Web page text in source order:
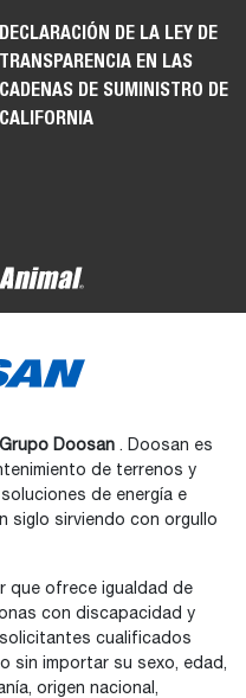
DECLARACIÓN DE LA LEY DE
TRANSPARENCIA EN LAS
CADENAS DE SUMINISTRO DE
CALIFORNIA
Doosan . Doosan es
de terrenos y
de energía e
siglo sirviendo con orgullo
que ofrece igualdad de
con discapacidad y
cualificados
sin importar su sexo, edad,
origen nacional,